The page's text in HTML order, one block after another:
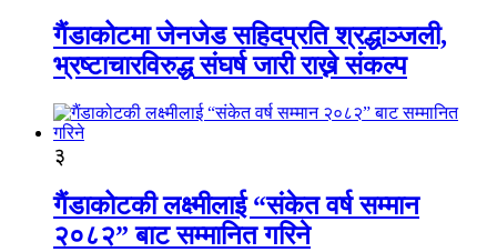
गैंडाकोटमा जेनजेड सहिदप्रति श्रद्धाञ्जली,
भ्रष्टाचारविरुद्ध संघर्ष जारी राख्ने संकल्प
३
गैंडाकोटकी लक्ष्मीलाई “संकेत वर्ष सम्मान
२०८२” बाट सम्मानित गरिने